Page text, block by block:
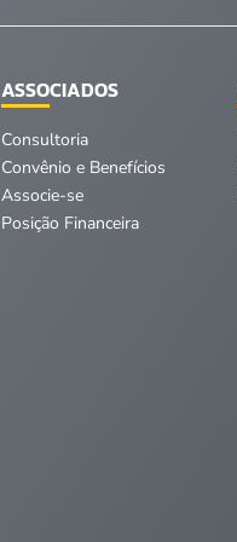
ASSOCIADOS
Consultoria
Convênio e Benefícios
Associe-se
Posição Financeira